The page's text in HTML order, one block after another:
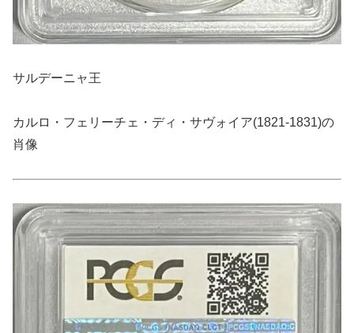
サルデーニャ王
カルロ・フェリーチェ・ディ・サヴォイア(1821-1831)の
肖像